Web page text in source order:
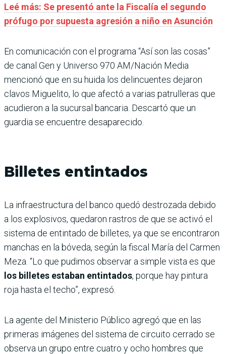
Leé más: Se presentó ante la Fiscalía el segundo
prófugo por supuesta agresión a niño en Asunción
En comunicación con el programa “Así son las cosas”
de canal Gen y Universo 970 AM/Nación Media
mencionó que en su huida los delincuentes dejaron
clavos Miguelito, lo que afectó a varias patrulleras que
acudieron a la sucursal bancaria. Descartó que un
guardia se encuentre desaparecido.
Billetes entintados
La infraestructura del banco quedó destrozada debido
a los explosivos, quedaron rastros de que se activó el
sistema de entintado de billetes, ya que se encontraron
manchas en la bóveda, según la fiscal María del Carmen
Meza. “Lo que pudimos observar a simple vista es que
los billetes estaban entintados, porque hay pintura
roja hasta el techo”, expresó.
La agente del Ministerio Público agregó que en las
primeras imágenes del sistema de circuito cerrado se
observa un grupo entre cuatro y ocho hombres que